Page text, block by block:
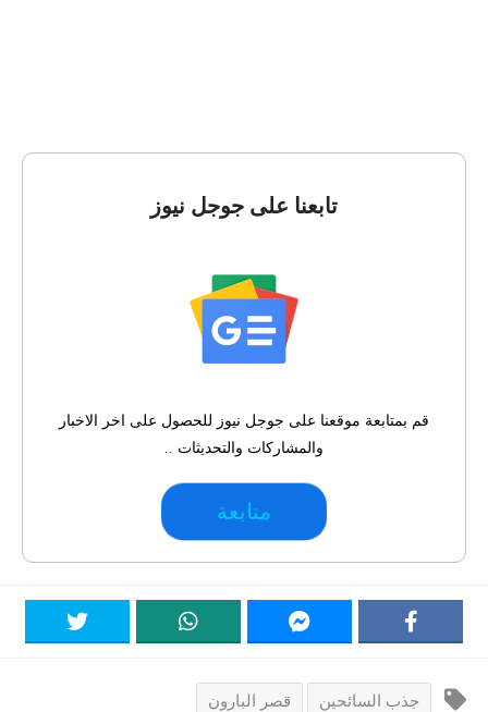
تابعنا على جوجل نيوز
قم بمتابعة موقعنا على جوجل نيوز للحصول على اخر الاخبار
والمشاركات والتحديثات ..
متابعة
جذب السائحين قصر البارون